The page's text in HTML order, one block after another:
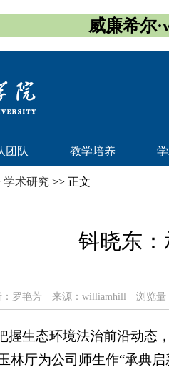
威廉希尔
团队 教学培养
学术研究 >> 正文
钭晓东
：罗艳芳 来源：williamhill 浏览量
握生态环境法治前沿动态
林厅为公司师生作“承典